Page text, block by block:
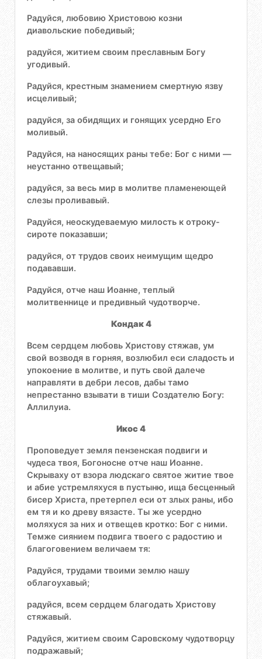
Радуйся, любовию Христовою козни
диавольские победивый;
радуйся, житием своим преславным Богу
угодивый.
Радуйся, крестным знамением смертную язву
исцеливый;
радуйся, за обидящих и гонящих усердно Его
моливый.
Радуйся, на наносящих раны тебе: Бог с ними —
неустанно отвещавый;
радуйся, за весь мир в молитве пламенеющей
слезы проливавый.
Радуйся, неоскудеваемую милость к отроку-
сироте показавши;
радуйся, от трудов своих неимущим щедро
подававши.
Радуйся, отче наш Иоанне, теплый
молитвеннице и предивный чудотворче.
Кондак 4
Всем сердцем любовь Христову стяжав, ум
свой возводя в горняя, возлюбил еси сладость и
упокоение в молитве, и путь свой далече
направляти в дебри лесов, дабы тамо
непрестанно взывати в тиши Создателю Богу:
Аллилуиа.
Икос 4
Проповедует земля пензенская подвиги и
чудеса твоя, Богоносне отче наш Иоанне.
Скрываху от взора людскаго святое житие твое
и абие устремляхуся в пустыню, ища бесценный
бисер Христа, претерпел еси от злых раны, ибо
ем тя и ко древу вязасте. Ты же усердно
моляхуся за них и отвещев кротко: Бог с ними.
Темже сиянием подвига твоего с радостию и
благоговением величаем тя:
Радуйся, трудами твоими землю нашу
облагоухавый;
радуйся, всем сердцем благодать Христову
стяжавый.
Радуйся, житием своим Саровскому чудотворцу
подражавый;